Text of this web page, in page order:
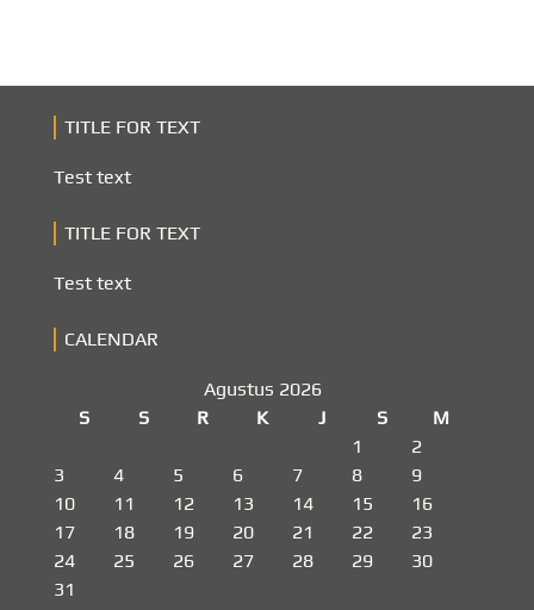
TITLE FOR TEXT
Test text
TITLE FOR TEXT
Test text
CALENDAR
Agustus 2026
S
S R K J S
M
1
2
3
4 5 6 7 8
9
10
11 12 13 14 15
16
17
18 19 20 21 22
23
24
25 26 27 28 29
30
31